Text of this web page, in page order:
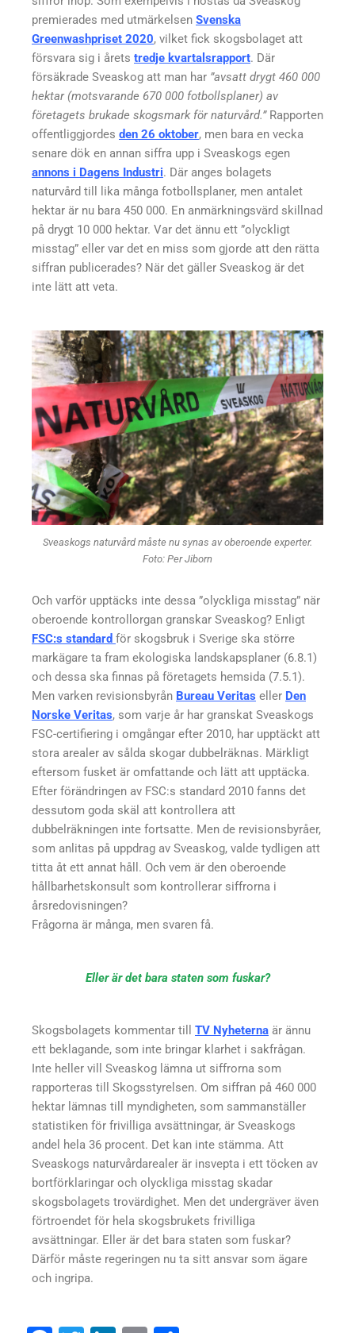
premierades med utmärkelsen Svenska
Greenwashpriset 2020, vilket fick skogsbolaget att
försvara sig i årets tredje kvartalsrapport. Där
försäkrade Sveaskog att man har ”avsatt drygt 460 000
hektar (motsvarande 670 000 fotbollsplaner) av
företagets brukade skogsmark för naturvård.”Rapporten
offentliggjordes den 26 oktober, men bara en vecka
senare dök en annan siffra upp i Sveaskogs egen
annons i Dagens Industri. Där anges bolagets
naturvård till lika många fotbollsplaner, men antalet
hektar är nu bara 450 000. En anmärkningsvärd skillnad
på drygt 10 000 hektar. Var det ännu ett ”olyckligt
misstag” eller var det en miss som gjorde att den rätta
siffran publicerades? När det gäller Sveaskog är det
inte lätt att veta.
Sveaskogs naturvård måste nu synas av oberoende experter.
Foto: Per Jiborn
Och varför upptäcks inte dessa ”olyckliga misstag” när
oberoende kontrollorgan granskar Sveaskog? Enligt
FSC:s standard för skogsbruk i Sverige ska större
markägare ta fram ekologiska landskapsplaner (6.8.1)
och dessa ska finnas på företagets hemsida (7.5.1).
Men varken revisionsbyrån Bureau Veritas eller Den
Norske Veritas, som varje år har granskat Sveaskogs
FSC-certifiering i omgångar efter 2010, har upptäckt att
stora arealer av sålda skogar dubbelräknas. Märkligt
eftersom fusket är omfattande och lätt att upptäcka.
Efter förändringen av FSC:s standard 2010 fanns det
dessutom goda skäl att kontrollera att
dubbelräkningen inte fortsatte. Men de revisionsbyråer,
som anlitas på uppdrag av Sveaskog, valde tydligen att
titta åt ett annat håll. Och vem är den oberoende
hållbarhetskonsult som kontrollerar siffrorna i
årsredovisningen?
Frågorna är många, men svaren få.
Eller är det bara staten som fuskar?
Skogsbolagets kommentar till TV Nyheterna är ännu
ett beklagande, som inte bringar klarhet i sakfrågan.
Inte heller vill Sveaskog lämna ut siffrorna som
rapporteras till Skogsstyrelsen. Om siffran på 460 000
hektar lämnas till myndigheten, som sammanställer
statistiken för frivilliga avsättningar, är Sveaskogs
andel hela 36 procent. Det kan inte stämma. Att
Sveaskogs naturvårdarealer är insvepta i ett töcken av
bortförklaringar och olyckliga misstag skadar
skogsbolagets trovärdighet. Men det undergräver även
förtroendet för hela skogsbrukets frivilliga
avsättningar. Eller är det bara staten som fuskar?
Därför måste regeringen nu ta sitt ansvar som ägare
och ingripa.